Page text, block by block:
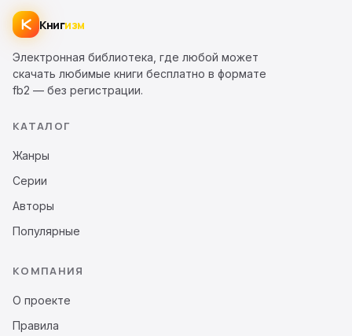
Книгизм
Электронная библиотека, где любой может
скачать любимые книги бесплатно в формате
fb2 — без регистрации.
КАТАЛОГ
Жанры
Серии
Авторы
Популярные
КОМПАНИЯ
О проекте
Правила